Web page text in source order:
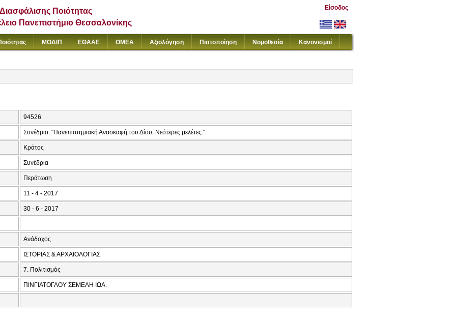
Ποιότητας
Πανεπιστήμιο Θεσσαλονίκης
Είσοδος
ΜΟΔΙΠ ΕΘΑΑΕ ΟΜΕΑ Αξιολόγηση Πιστοποίηση Νομοθεσία Κανονισμοί
94526
Συνέδριο: "Πανεπιστημιακή Ανασκαφή του Δίου. Νεότερες μελέτες."
Κράτος
Συνέδρια
Περάτωση
11 - 4 - 2017
30 - 6 - 2017
Ανάδοχος
ΙΣΤΟΡΙΑΣ & ΑΡΧΑΙΟΛΟΓΙΑΣ
7. Πολιτισμός
ΠΙΝΓΙΑΤΟΓΛΟΥ ΣΕΜΕΛΗ ΙΩΑ.